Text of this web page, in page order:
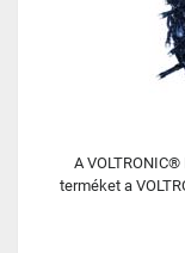
A
terméket a